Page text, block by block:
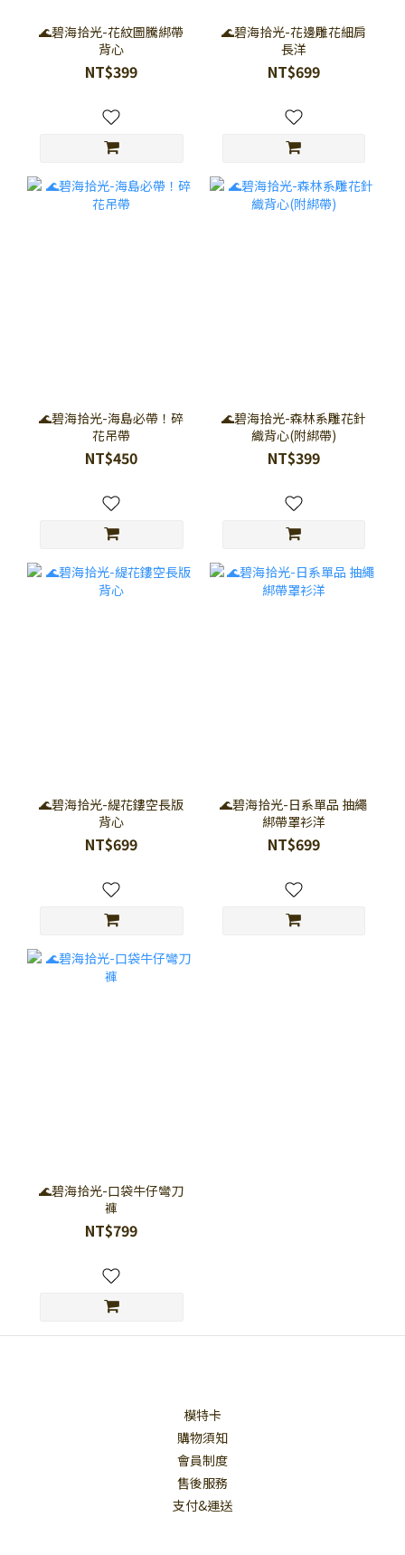
🌊碧海拾光-花紋圖騰綁帶
背心
NT$399
🌊碧海拾光-花邊雕花細肩
長洋
NT$699
🌊碧海拾光-海島必帶！碎
花吊帶
NT$450
🌊碧海拾光-森林系雕花針
織背心(附綁帶)
NT$399
🌊碧海拾光-緹花鏤空長版
背心
NT$699
🌊碧海拾光-日系單品 抽繩
綁帶罩衫洋
NT$699
🌊碧海拾光-口袋牛仔彎刀
褲
NT$799
模特卡
購物須知
會員制度
售後服務
支付&運送